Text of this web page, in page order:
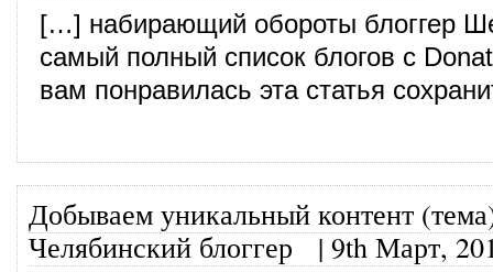
[…] набирающий обороты блоггер
самый полный список блогов с
вам понравилась эта статья
Добываем уникальный контент
Челябинский блоггер|9th Март,